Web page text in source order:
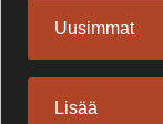
Uusimmat
Lisää